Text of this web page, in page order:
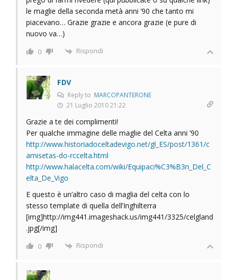
le maglie della seconda metà anni ’90 che tanto mi
piacevano… Grazie grazie e ancora grazie (e pure di
nuovo va…)
0 Rispondi
FDV
Reply to MARCOPANTERONE
21 Luglio 2010 21:22
Grazie a te dei complimenti!
Per qualche immagine delle maglie del Celta anni ’90
http://www.historiadoceltadevigo.net/gl_ES/post/1361/c
amisetas-do-rccelta.html
http://www.halacelta.com/wiki/Equipaci%C3%B3n_Del_C
elta_De_Vigo
E questo è un’altro caso di maglia del celta con lo
stesso template di quella dell’Inghilterra
[img]http://img441.imageshack.us/img441/3325/celgland
.jpg[/img]
0 Rispondi